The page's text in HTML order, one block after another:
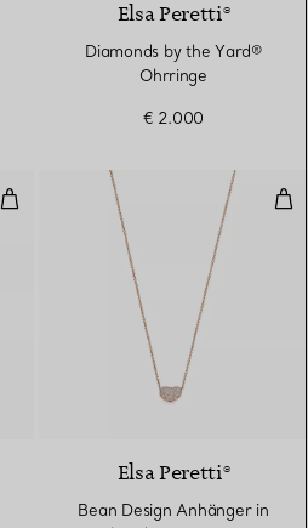
Elsa Peretti®
Diamonds by the Yard®
Ohrringe
€ 2.000
Open Heart Armband in
3 Materialien
Elsa Peretti®
Bean Design Anhänger in